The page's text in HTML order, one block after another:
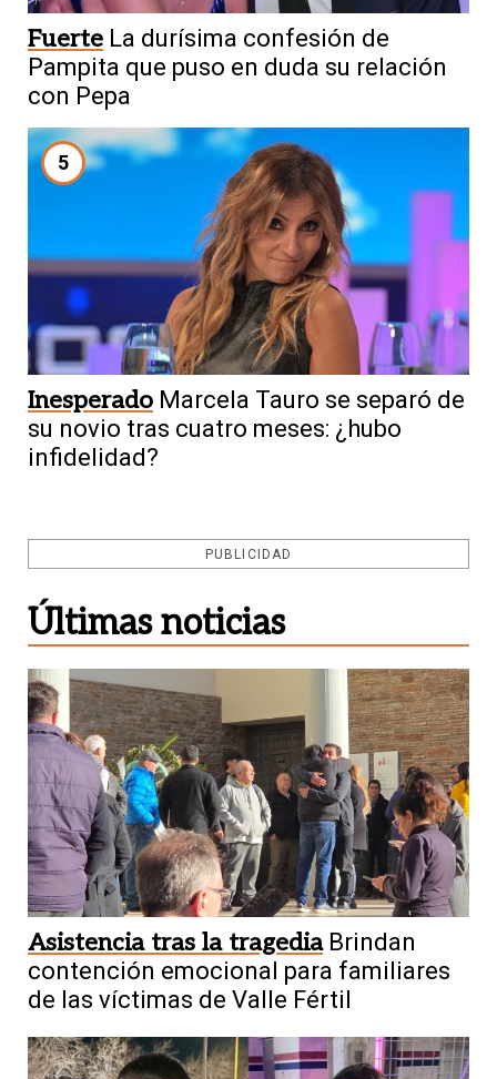
Fuerte La durísima confesión de
Pampita que puso en duda su relación
con Pepa
5
Inesperado Marcela Tauro se separó de
su novio tras cuatro meses: ¿hubo
infidelidad?
PUBLICIDAD
Últimas noticias
Asistencia tras la tragedia Brindan
contención emocional para familiares
de las víctimas de Valle Fértil